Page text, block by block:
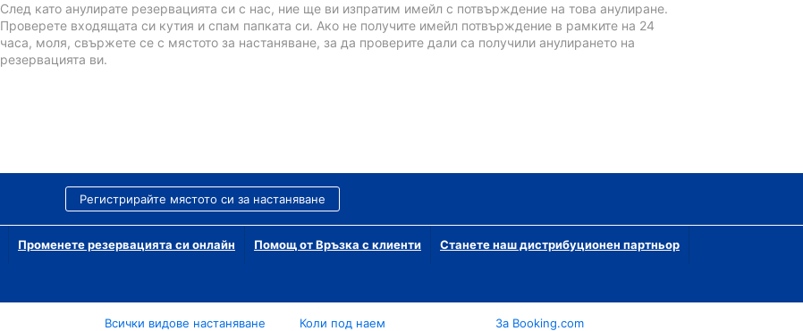
След като анулирате резервацията си с нас, ние ще ви изпратим имейл с потвърждение на това анулиране.
Проверете входящата си кутия и спам папката си. Ако не получите имейл потвърждение в рамките на 24
часа, моля, свържете се с мястото за настаняване, за да проверите дали са получили анулирането на
резервацията ви.
Регистрирайте мястото си за настаняване
Променете резервацията си онлайн Помощ от Връзка с клиенти Станете наш дистрибуционен партньор
Всички видове настаняване
Коли под наем
За Booking.com